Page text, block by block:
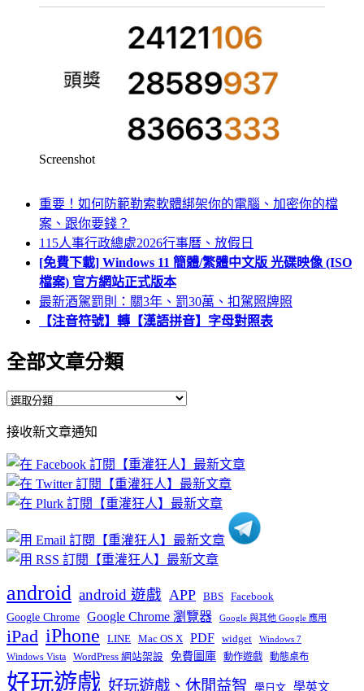
Screenshot
重要！如何防範勒索軟體綁架你的電腦、加密你的檔
案、跟你要錢？
115人事行政總處2026行事曆、放假日
[免費下載] Windows 11 簡體/繁體中文版 光碟映像 (ISO
檔案) 官方網站正式版本
最新酒駕罰則：關3年、罰30萬、扣駕照牌照
【注音符號】轉【漢語拼音】字母對照表
全部文章分類
全
文
章
分
類
接收新文章通知
android android 遊戲 APP BBS Facebook
Google Chrome Google Chrome 瀏覽器 Google 與其他 Google 應用
iPad iPhone LINE Mac OS X PDF widget Windows 7
Windows Vista WordPress 網站架設 免費圖庫 動作遊戲 動態桌布
好玩遊戲 好玩遊戲、休閒益智 學日文 學英文